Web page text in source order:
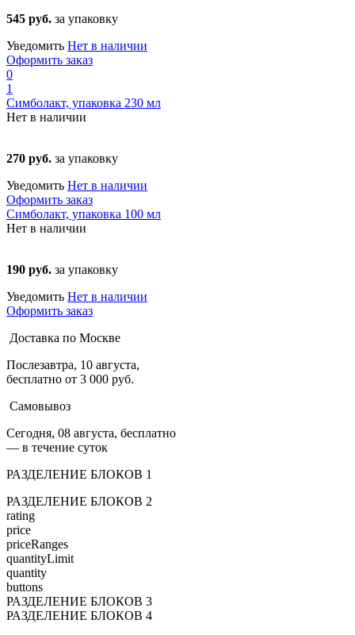
545 руб. за упаковку
Уведомить Нет в наличии
Оформить заказ
0
1
Симболакт, упаковка 230 мл
Нет в наличии
270 руб. за упаковку
Уведомить Нет в наличии
Оформить заказ
Симболакт, упаковка 100 мл
Нет в наличии
190 руб. за упаковку
Уведомить Нет в наличии
Оформить заказ
Доставка по Москве
Послезавтра, 10 августа,
бесплатно от 3 000 руб.
Самовывоз
Сегодня, 08 августа, бесплатно
— в течение суток
РАЗДЕЛЕНИЕ БЛОКОВ 1
РАЗДЕЛЕНИЕ БЛОКОВ 2
rating
price
priceRanges
quantityLimit
quantity
buttons
РАЗДЕЛЕНИЕ БЛОКОВ 3
РАЗДЕЛЕНИЕ БЛОКОВ 4